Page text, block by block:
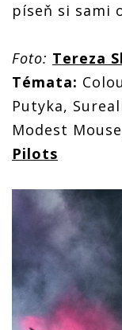
píseň si sami
Foto: Tereza
Témata:
Putyka,
Modest
Pilots